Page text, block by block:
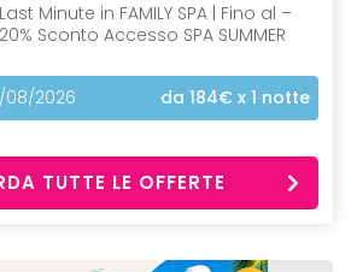
Last Minute in FAMILY SPA | Fino al –
20% Sconto Accesso SPA SUMMER
2026
da 184€ x 1 notte
TUTTE LE OFFERTE